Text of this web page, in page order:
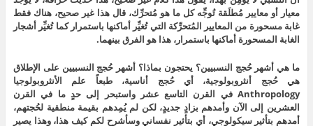
معيار أو معايير مُطلَقة تُوجِّه كل ما هو مُتحرِّك، قال هذا غير صحيح، هناك فقط
غابة مسحورة من المعايير المُتحرِّكة التي تُغيِّر أماكنها باستمرار كما تُغيِّر أشجار
الغابة المسحورة أماكنها باستمرار، هذا هو الفرق بينهما.
ما هي أشهر حُجج النسبيين؟ يحتجون بماذا؟ أشهر حُجج النسبيين على الإطلاق
هي حُجج أنثروبولوجية، أي حُجج أناسية، طبعاً علم الأنثروبولوجيا
Anthropology في القرن التاسع عشر واستبحر إلى حدٍ ما في القرن
العشرين إلى الآن وأمدهم بزادٍ جديدٍ، لكن لم يُمِدهم بقيمة منطقية لحُجتهم،
أمدهم بتأثير سيكولوجي، أي بتأثير نفساني وسأشرح لكم كيف هذا، وهذا يصير